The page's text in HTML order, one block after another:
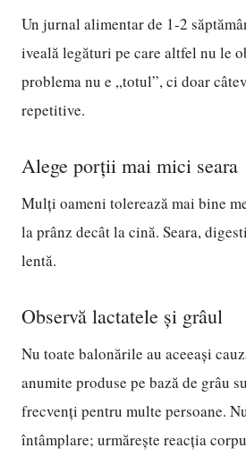
Un jurnal alimentar de 1-2
iveală legături pe care altfel nu le
problema nu e „totul”, ci doar
repetitive.
Alege porții mai mici seara
Mulți oameni tolerează mai bine
la prânz decât la cină. Seara,
lentă.
Observă lactatele și grâul
Nu toate balonările au aceeași
anumite produse pe bază de grâu
frecvenți pentru multe persoane.
întâmplare; urmărește reacția